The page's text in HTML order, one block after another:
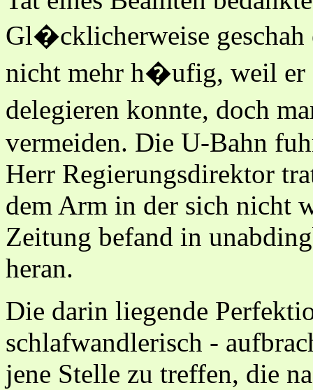
Gl�cklicherweise geschah
nicht mehr h�ufig, weil er
delegieren konnte, doch
vermeiden. Die U-Bahn
Herr Regierungsdirektor
dem Arm in der sich nicht
Zeitung befand in
heran.
Die darin liegende
schlafwandlerisch -
jene Stelle zu treffen, die